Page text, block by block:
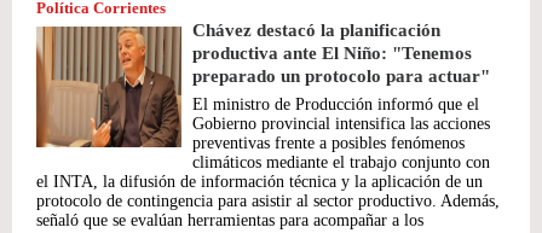
Política Corrientes
Chávez destacó la planificación
productiva ante El Niño: "Tenemos
preparado un protocolo para actuar"
El ministro de Producción informó que el
Gobierno provincial intensifica las acciones
preventivas frente a posibles fenómenos
climáticos mediante el trabajo conjunto con
el INTA, la difusión de información técnica y la aplicación de un
protocolo de contingencia para asistir al sector productivo. Además,
señaló que se evalúan herramientas para acompañar a los